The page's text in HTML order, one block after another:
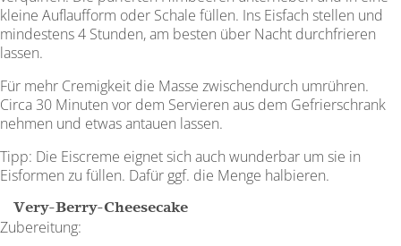
kleine Auflaufform oder Schale füllen. Ins Eisfach stellen und
mindestens 4 Stunden, am besten über Nacht durchfrieren
lassen.
Für mehr ­Cremigkeit die Masse zwischendurch umrühren.
Circa 30 Minuten vor dem Servieren aus dem Gefrierschrank
nehmen und etwas antauen lassen.
Tipp: Die Eiscreme eignet sich auch wunderbar um sie in
Eisformen zu füllen. Dafür ggf. die Menge halbieren.
Very-Berry-Cheesecake
Zubereitung: